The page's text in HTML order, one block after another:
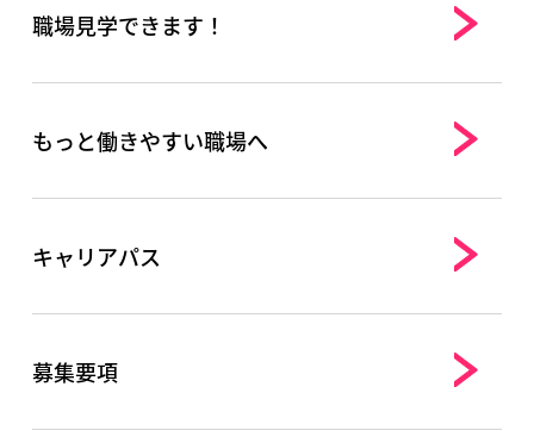
職場見学できます！
もっと働きやすい職場へ
キャリアパス
募集要項